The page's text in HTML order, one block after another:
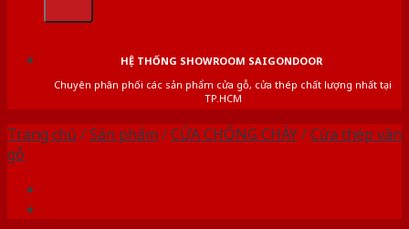
HỆ THỐNG SHOWROOM SAIGONDOOR
Chuyên phân phối các sản phẩm cửa gỗ, cửa thép chất lượng nhất tại
TP.HCM
Trang chủ /Sản phẩm /CỬA CHỐNG CHÁY/Cửa thép vân
gỗ